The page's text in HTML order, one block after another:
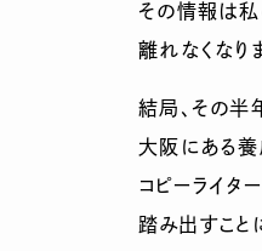
その情報は
離れなくなり
結局、その半
大阪にある養
コピーライタ
踏み出すこと